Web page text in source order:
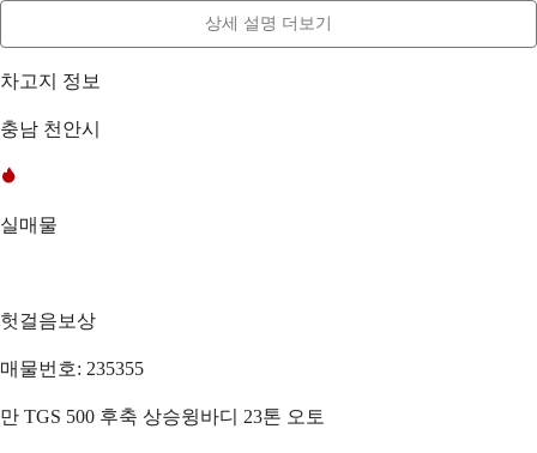
상세 설명 더보기
차고지 정보
충남 천안시
실매물
헛걸음보상
매물번호: 235355
만 TGS 500 후축 상승윙바디 23톤 오토